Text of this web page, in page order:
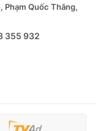
Phạm Quốc Thắng,
355 932